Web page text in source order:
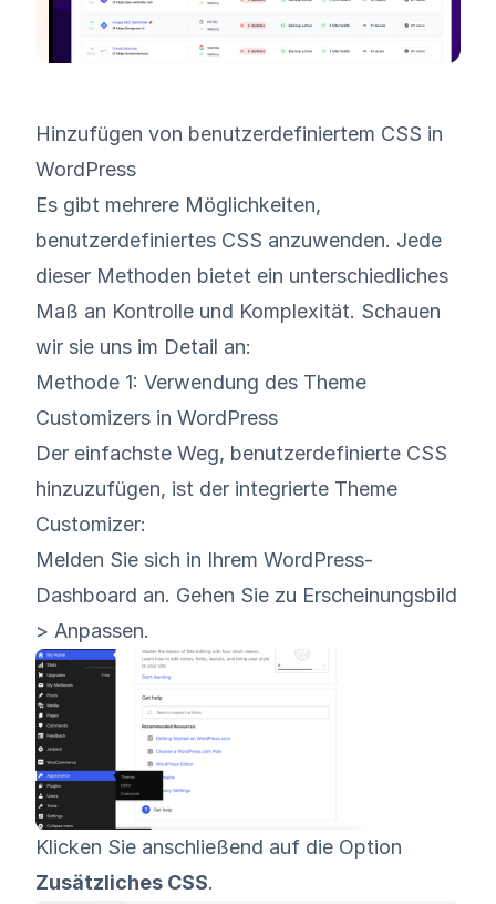
Hinzufügen von benutzerdefiniertem CSS in
WordPress
Es gibt mehrere Möglichkeiten,
benutzerdefiniertes CSS anzuwenden. Jede
dieser Methoden bietet ein unterschiedliches
Maß an Kontrolle und Komplexität. Schauen
wir sie uns im Detail an:
Methode 1: Verwendung des Theme
Customizers in WordPress
Der einfachste Weg, benutzerdefinierte CSS
hinzuzufügen, ist der integrierte Theme
Customizer:
Melden Sie sich in Ihrem WordPress-
Dashboard an. Gehen Sie zu Erscheinungsbild
> Anpassen.
Klicken Sie anschließend auf die Option
Zusätzliches CSS.